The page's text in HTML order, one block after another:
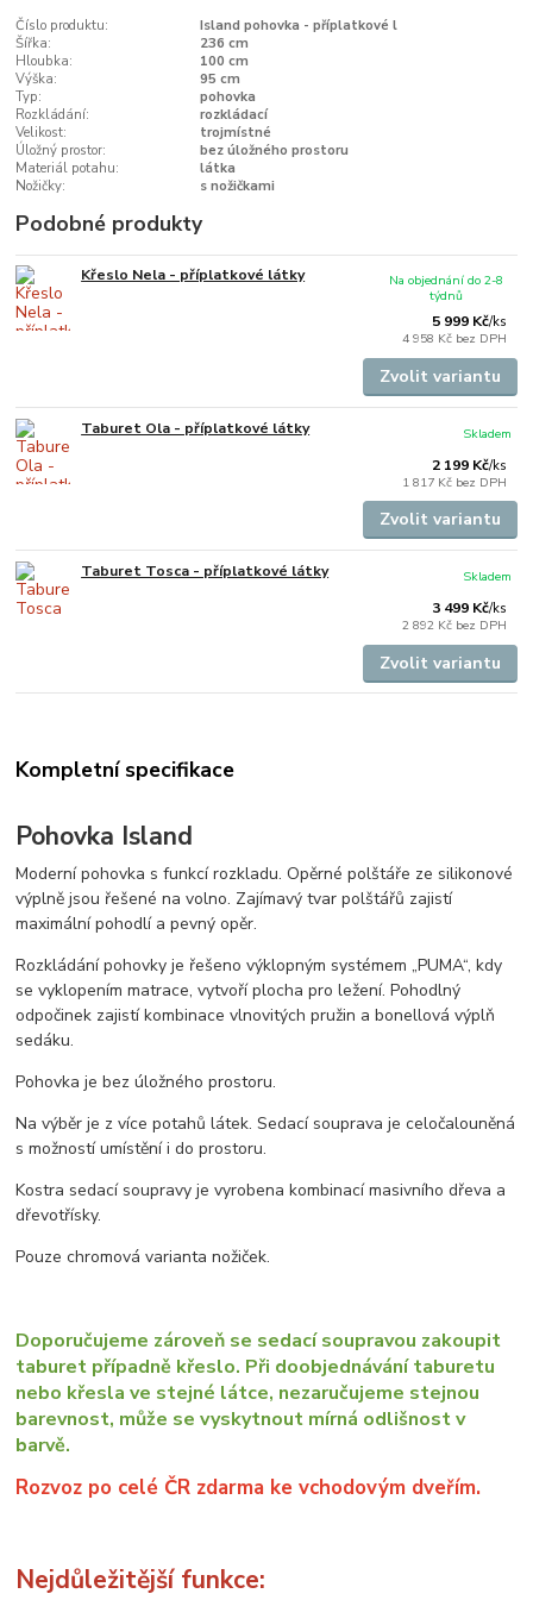
Číslo produktu:
Island pohovka - příplatkové l
Šířka:
236 cm
Hloubka:
100 cm
Výška:
95 cm
Typ:
pohovka
Rozkládání:
rozkládací
Velikost:
trojmístné
Úložný prostor:
bez úložného prostoru
Materiál potahu:
látka
Nožičky:
s nožičkami
Podobné produkty
Křeslo Nela - příplatkové látky
5 999 Kč/ks
4 958 Kč bez DPH
Na objednání do 2-8
týdnů
Zvolit variantu
Taburet Ola - příplatkové látky
2 199 Kč/ks
1 817 Kč bez DPH
Skladem
Zvolit variantu
Taburet Tosca - příplatkové látky
3 499 Kč/ks
2 892 Kč bez DPH
Skladem
Zvolit variantu
Kompletní specifikace
Pohovka Island
Moderní pohovka s funkcí rozkladu. Opěrné polštáře ze silikonové
výplně jsou řešené na volno. Zajímavý tvar polštářů zajistí
maximální pohodlí a pevný opěr.
Rozkládání pohovky je řešeno výklopným systémem „PUMA“, kdy
se vyklopením matrace, vytvoří plocha pro ležení. Pohodlný
odpočinek zajistí kombinace vlnovitých pružin a bonellová výplň
sedáku.
Pohovka je bez úložného prostoru.
Na výběr je z více potahů látek. Sedací souprava je celočalouněná
s možností umístění i do prostoru.
Kostra sedací soupravy je vyrobena kombinací masivního dřeva a
dřevotřísky.
Pouze chromová varianta nožiček.
Doporučujeme zároveň se sedací soupravou zakoupit
taburet případně křeslo. Při doobjednávání taburetu
nebo křesla ve stejné látce, nezaručujeme stejnou
barevnost, může se vyskytnout mírná odlišnost v
barvě.
Rozvoz po celé ČR zdarma ke vchodovým dveřím.
Nejdůležitější funkce: